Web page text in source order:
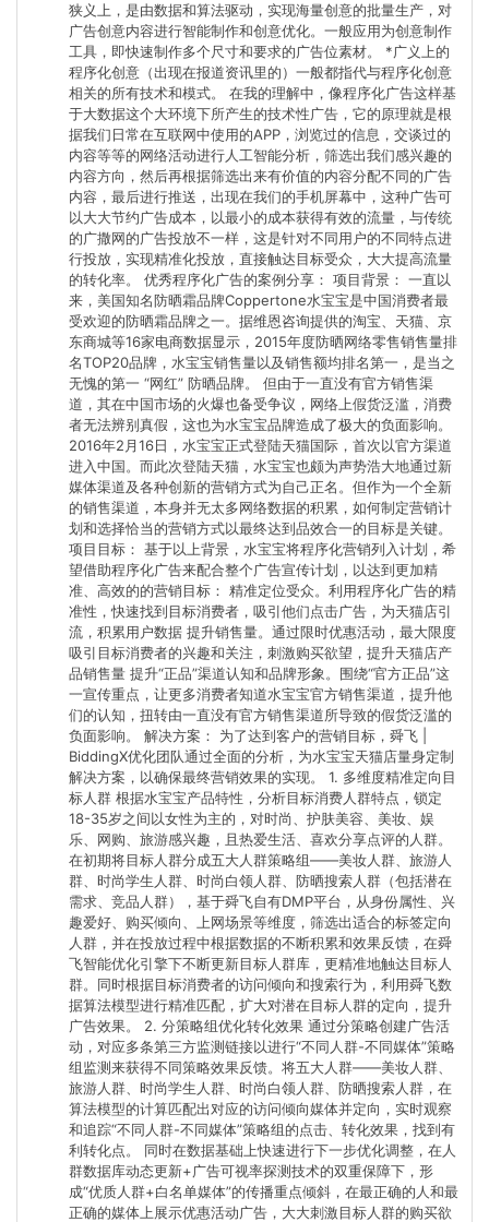
狭义上，是由数据和算法驱动，实现海量创意的批量生产，对
广告创意内容进行智能制作和创意优化。一般应用为创意制作
工具，即快速制作多个尺寸和要求的广告位素材。 *广义上的
程序化创意（出现在报道资讯里的）一般都指代与程序化创意
相关的所有技术和模式。 在我的理解中，像程序化广告这样基
于大数据这个大环境下所产生的技术性广告，它的原理就是根
据我们日常在互联网中使用的APP，浏览过的信息，交谈过的
内容等等的网络活动进行人工智能分析，筛选出我们感兴趣的
内容方向，然后再根据筛选出来有价值的内容分配不同的广告
内容，最后进行推送，出现在我们的手机屏幕中，这种广告可
以大大节约广告成本，以最小的成本获得有效的流量，与传统
的广撒网的广告投放不一样，这是针对不同用户的不同特点进
行投放，实现精准化投放，直接触达目标受众，大大提高流量
的转化率。 优秀程序化广告的案例分享： 项目背景： 一直以
来，美国知名防晒霜品牌Coppertone水宝宝是中国消费者最
受欢迎的防晒霜品牌之一。据维恩咨询提供的淘宝、天猫、京
东商城等16家电商数据显示，2015年度防晒网络零售销售量排
名TOP20品牌，水宝宝销售量以及销售额均排名第一，是当之
无愧的第一 “网红” 防晒品牌。 但由于一直没有官方销售渠
道，其在中国市场的火爆也备受争议，网络上假货泛滥，消费
者无法辨别真假，这也为水宝宝品牌造成了极大的负面影响。
2016年2月16日，水宝宝正式登陆天猫国际，首次以官方渠道
进入中国。而此次登陆天猫，水宝宝也颇为声势浩大地通过新
媒体渠道及各种创新的营销方式为自己正名。但作为一个全新
的销售渠道，本身并无太多网络数据的积累，如何制定营销计
划和选择恰当的营销方式以最终达到品效合一的目标是关键。
项目目标： 基于以上背景，水宝宝将程序化营销列入计划，希
望借助程序化广告来配合整个广告宣传计划，以达到更加精
准、高效的的营销目标： 精准定位受众。利用程序化广告的精
准性，快速找到目标消费者，吸引他们点击广告，为天猫店引
流，积累用户数据 提升销售量。通过限时优惠活动，最大限度
吸引目标消费者的兴趣和关注，刺激购买欲望，提升天猫店产
品销售量 提升“正品”渠道认知和品牌形象。围绕“官方正品”这
一宣传重点，让更多消费者知道水宝宝官方销售渠道，提升他
们的认知，扭转由一直没有官方销售渠道所导致的假货泛滥的
负面影响。 解决方案： 为了达到客户的营销目标，舜飞 |
BiddingX优化团队通过全面的分析，为水宝宝天猫店量身定制
解决方案，以确保最终营销效果的实现。 1. 多维度精准定向目
标人群 根据水宝宝产品特性，分析目标消费人群特点，锁定
18-35岁之间以女性为主的，对时尚、护肤美容、美妆、娱
乐、网购、旅游感兴趣，且热爱生活、喜欢分享点评的人群。
在初期将目标人群分成五大人群策略组——美妆人群、旅游人
群、时尚学生人群、时尚白领人群、防晒搜索人群（包括潜在
需求、竞品人群），基于舜飞自有DMP平台，从身份属性、兴
趣爱好、购买倾向、上网场景等维度，筛选出适合的标签定向
人群，并在投放过程中根据数据的不断积累和效果反馈，在舜
飞智能优化引擎下不断更新目标人群库，更精准地触达目标人
群。同时根据目标消费者的访问倾向和搜索行为，利用舜飞数
据算法模型进行精准匹配，扩大对潜在目标人群的定向，提升
广告效果。 2. 分策略组优化转化效果 通过分策略创建广告活
动，对应多条第三方监测链接以进行“不同人群-不同媒体”策略
组监测来获得不同策略效果反馈。将五大人群——美妆人群、
旅游人群、时尚学生人群、时尚白领人群、防晒搜索人群，在
算法模型的计算匹配出对应的访问倾向媒体并定向，实时观察
和追踪“不同人群-不同媒体”策略组的点击、转化效果，找到有
利转化点。 同时在数据基础上快速进行下一步优化调整，在人
群数据库动态更新+广告可视率探测技术的双重保障下，形
成“优质人群+白名单媒体”的传播重点倾斜，在最正确的人和最
正确的媒体上展示优惠活动广告，大大刺激目标人群的购买欲